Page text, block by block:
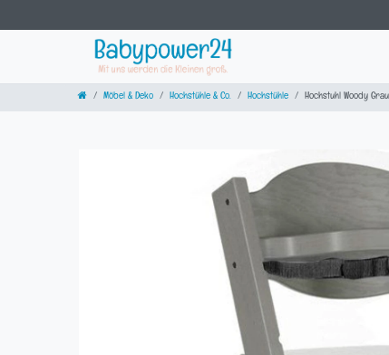
Möbel & Deko Hochstühle & Co. Hochstühle Hochstuhl Woody Grau